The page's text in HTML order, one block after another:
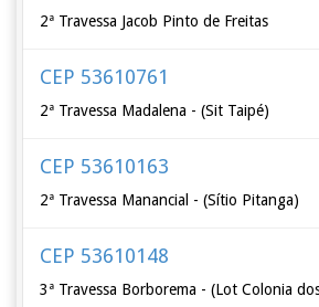
2ª Travessa Jacob Pinto de Freitas
CEP 53610761
2ª Travessa Madalena - (Sit Taipé)
CEP 53610163
2ª Travessa Manancial - (Sítio Pitanga)
CEP 53610148
3ª Travessa Borborema - (Lot Colonia